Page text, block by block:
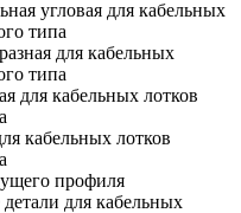
угловая для кабельных
типа
для кабельных
типа
для кабельных лотков
кабельных лотков
профиля
для кабельных